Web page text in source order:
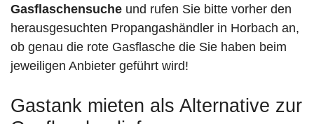
Gasflaschensuche und rufen Sie bitte vorher den
herausgesuchten Propangashändler in Horbach an,
ob genau die rote Gasflasche die Sie haben beim
jeweiligen Anbieter geführt wird!
Gastank mieten als Alternative zur